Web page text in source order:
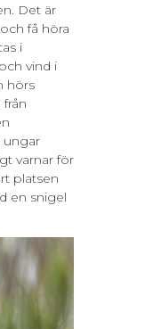
Det är
få höra
i
vind i
hörs
ungar
varnar för
platsen
en snigel